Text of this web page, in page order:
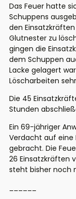
Das Feuer hatte
Schuppens
den
Glutnester zu
gingen die
dem Schuppen
Lacke gelagert
Löscharbeiten
Die 45
Stunden
Ein 69-jähriger
Verdacht auf eine
gebracht. Die
26 Einsatzkräften
steht bisher noch